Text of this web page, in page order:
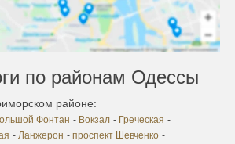
по районам Одессы
районе:
Фонтан - Вокзал - Греческая -
- Ланжерон - проспект Шевченко -